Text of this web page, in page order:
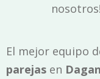
nosotros!
El mejor equipo
parejas en